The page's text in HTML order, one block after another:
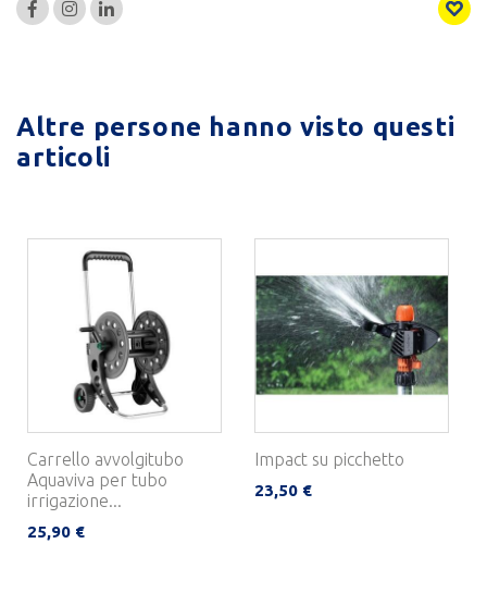
Altre persone hanno visto questi
articoli
Carrello avvolgitubo
Aquaviva per tubo
irrigazione...
25,90 €
Impact su picchetto
23,50 €